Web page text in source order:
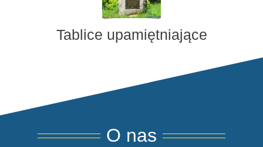
Tablice upamiętniające
O nas